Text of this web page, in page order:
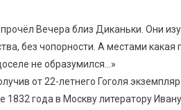
Вечера близ Диканьки. Они
без чопорности. А местами какая
не образумился…»
от 22-летнего Гоголя
1832 года в Москву литератору